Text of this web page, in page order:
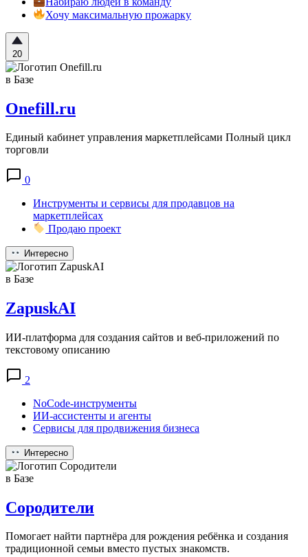
Хочу максимальную прожарку
20
в Базе
Onefill.ru
Единый кабинет управления маркетплейсами Полный цикл
торговли
0
Инструменты и сервисы для продавцов на
маркетплейсах
Продаю проект
Интересно
в Базе
ZapuskAI
ИИ-платформа для создания сайтов и веб-приложений по
текстовому описанию
2
NoCode-инструменты
ИИ-ассистенты и агенты
Сервисы для продвижения бизнеса
Интересно
в Базе
Сородители
Помогает найти партнёра для рождения ребёнка и создания
традиционной семьи вместо пустых знакомств.